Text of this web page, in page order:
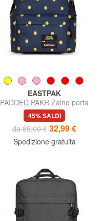
EASTPAK
PADDED PAKR Zaino porta
tablet
45% SALDI
da 85,00 € 32,99 €
Spedizione gratuita